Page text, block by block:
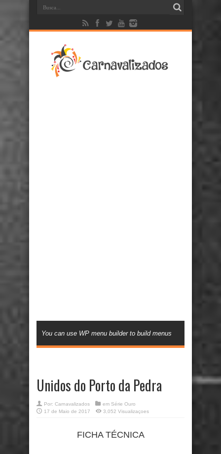
You can use WP menu builder to build menus
Unidos do Porto da Pedra
Por: Carnavalizados em Série Ouro
17 de Maio de 2017
3,052 Visualizaçoes
FICHA TÉCNICA